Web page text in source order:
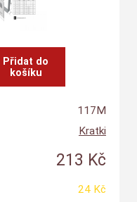
117M
Kratki
213 Kč
24 Kč